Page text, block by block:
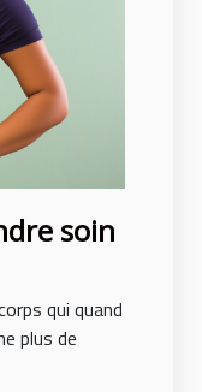
soin
qui quand
plus de